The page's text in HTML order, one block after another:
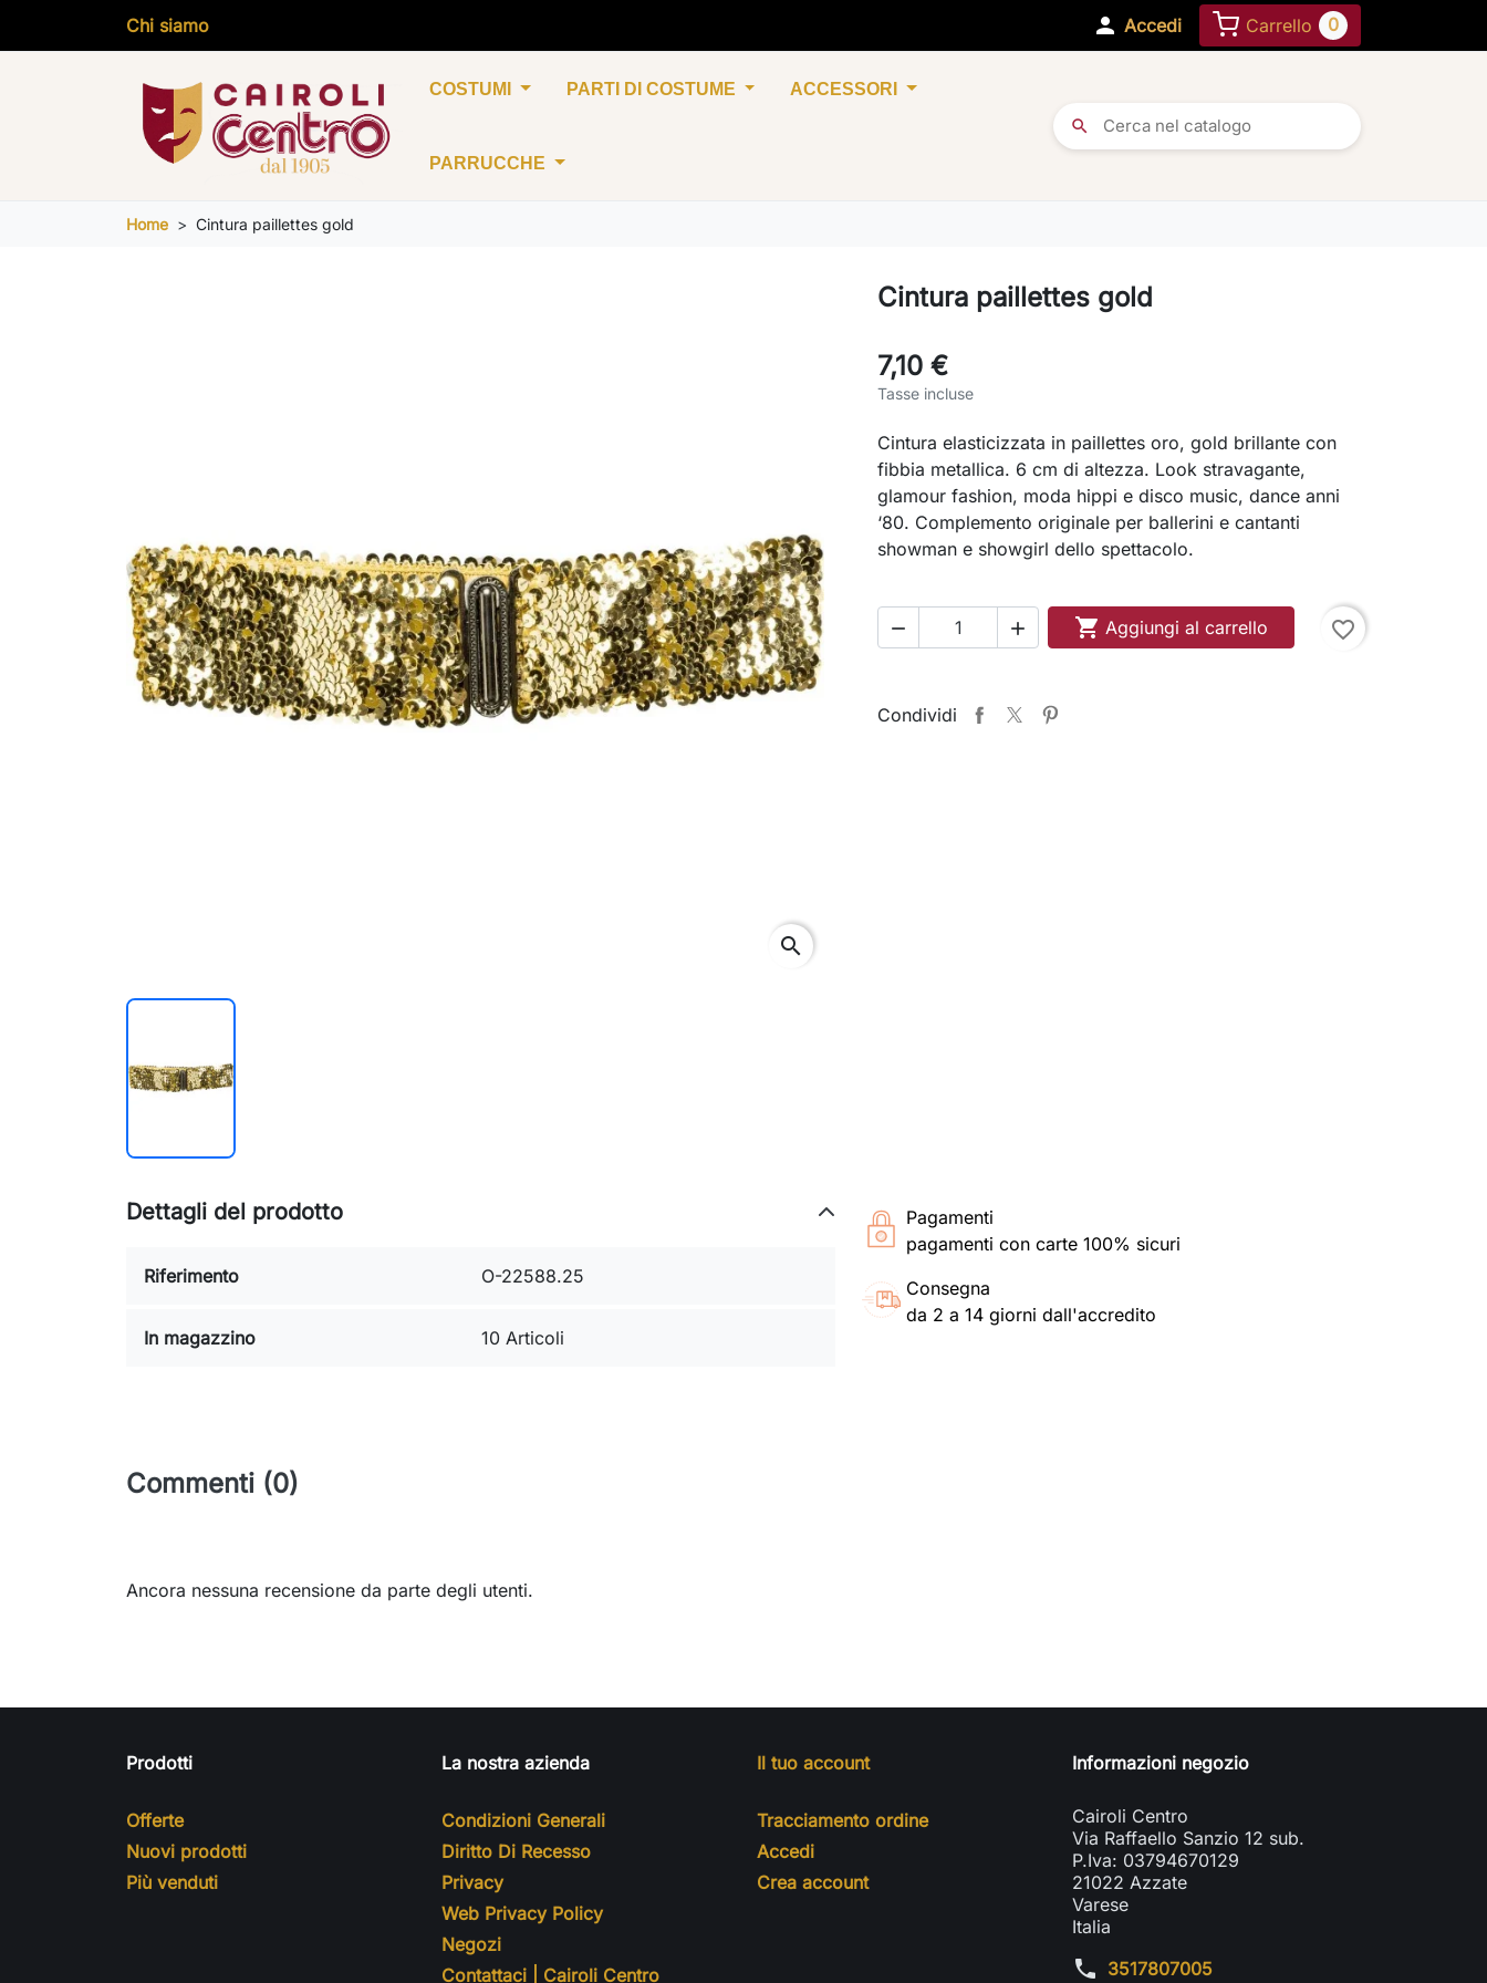
Chi siamo  Accedi Carrello 0
COSTUMI PARTI DI COSTUME ACCESSORI
PARRUCCHE
search
Home Cintura paillettes gold
search
Cintura paillettes gold
7,10 €
Tasse incluse
Cintura elasticizzata in paillettes oro, gold brillante con
fibbia metallica. 6 cm di altezza. Look stravagante,
glamour fashion, moda hippi e disco music, dance anni
‘80. Complemento originale per ballerini e cantanti
showman e showgirl dello spettacolo.
   Aggiungi al carrello favorite_border
Condividi
Pagamenti
pagamenti con carte 100% sicuri
Consegna
da 2 a 14 giorni dall'accredito
Dettagli del prodotto
Riferimento O-22588.25
In magazzino 10 Articoli
Commenti (0)
Ancora nessuna recensione da parte degli utenti.
Prodotti
Offerte
Nuovi prodotti
Più venduti
La nostra azienda
Condizioni Generali
Diritto Di Recesso
Privacy
Web Privacy Policy
Negozi
Contattaci | Cairoli Centro
Il tuo account
Tracciamento ordine
Accedi
Crea account
Informazioni negozio
Cairoli Centro
Via Raffaello Sanzio 12 sub.
P.Iva: 03794670129
21022 Azzate
Varese
Italia
phone 3517807005